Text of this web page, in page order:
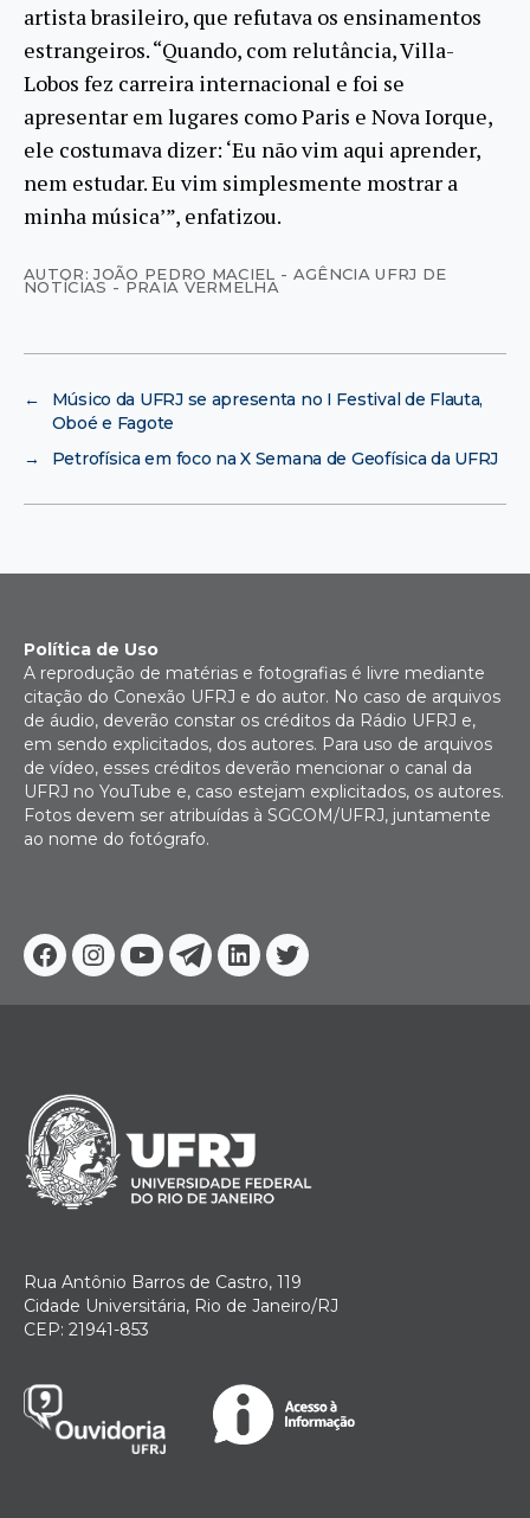
artista brasileiro, que refutava os ensinamentos
estrangeiros. “Quando, com relutância, Villa-
Lobos fez carreira internacional e foi se
apresentar em lugares como Paris e Nova Iorque,
ele costumava dizer: ‘Eu não vim aqui aprender,
nem estudar. Eu vim simplesmente mostrar a
minha música’”, enfatizou.
AUTOR: JOÃO PEDRO MACIEL - AGÊNCIA UFRJ DE
NOTÍCIAS - PRAIA VERMELHA
←
Músico da UFRJ se apresenta no I Festival de Flauta,
Oboé e Fagote
→
Petrofísica em foco na X Semana de Geofísica da UFRJ
Facebook
Instagram
YoutubeTelegram
Linkedin
Twitter
Política de Uso
A reprodução de matérias e fotografias é livre mediante
citação do Conexão UFRJ e do autor. No caso de arquivos
de áudio, deverão constar os créditos da Rádio UFRJ e,
em sendo explicitados, dos autores. Para uso de arquivos
de vídeo, esses créditos deverão mencionar o canal da
UFRJ no YouTube e, caso estejam explicitados, os autores.
Fotos devem ser atribuídas à SGCOM/UFRJ, juntamente
ao nome do fotógrafo.
Rua Antônio Barros de Castro, 119
Cidade Universitária, Rio de Janeiro/RJ
CEP: 21941-853